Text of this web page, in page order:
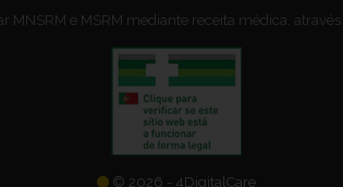
MNSRM e MSRM mediante receita médica,
© 2026 - 4DigitalCare